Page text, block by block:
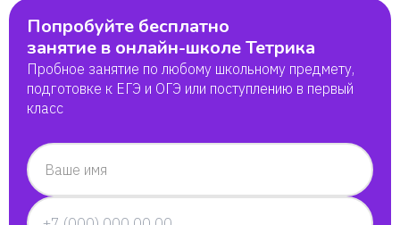
Попробуйте бесплатно
занятие в онлайн-школе Тетрика
Пробное занятие по любому школьному предмету,
подготовке к ЕГЭ и ОГЭ или поступлению в первый
класс
Ваше имя